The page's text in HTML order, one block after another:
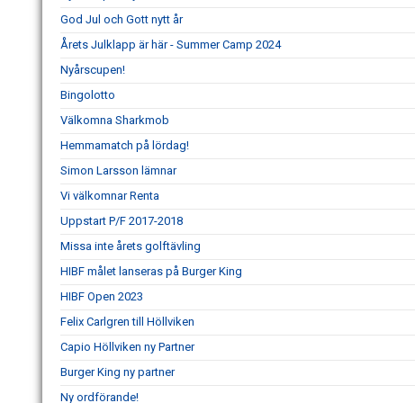
God Jul och Gott nytt år
Årets Julklapp är här - Summer Camp 2024
Nyårscupen!
Bingolotto
Välkomna Sharkmob
Hemmamatch på lördag!
Simon Larsson lämnar
Vi välkomnar Renta
Uppstart P/F 2017-2018
Missa inte årets golftävling
HIBF målet lanseras på Burger King
HIBF Open 2023
Felix Carlgren till Höllviken
Capio Höllviken ny Partner
Burger King ny partner
Ny ordförande!